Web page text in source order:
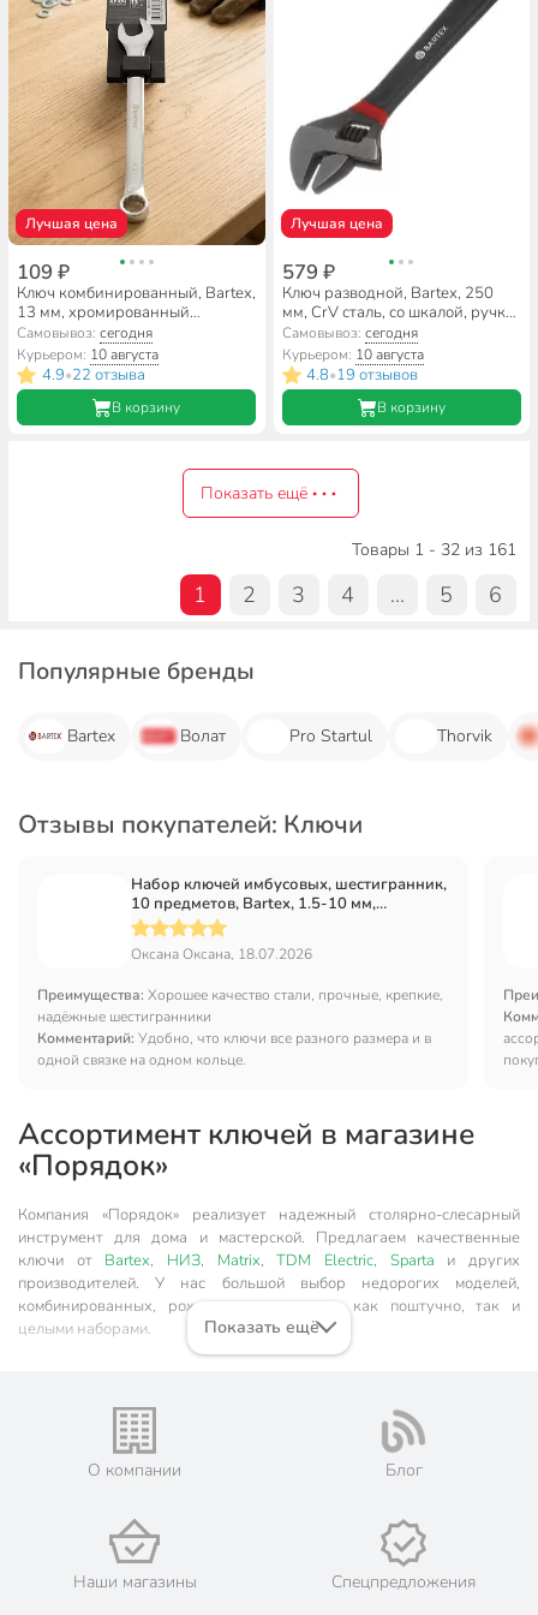
Лучшая цена
109 ₽
Ключ комбинированный, Bartex,
13 мм, хромированный
зеркальный, CrV сталь
Самовывоз:сегодня
Курьером: 10 августа
4.9•22 отзыва
В корзину
Лучшая цена
579 ₽
Ключ разводной, Bartex, 250
мм, CrV сталь, со шкалой, ручка
ПВХ
Самовывоз: сегодня
Курьером: 10 августа
4.8•19 отзывов
В корзину
Показать ещё
Товары 1 - 32 из 161
1 2 3 4 ... 5 6
Популярные бренды
Bartex Волат Pro Startul Thorvik
Отзывы покупателей: Ключи
Набор ключей имбусовых, шестигранник,
10 предметов, Bartex, 1.5-10 мм,
углеродистая сталь, HEX, на кольце
Оксана Оксана, 18.07.2026
Преимущества: Хорошее качество стали, прочные, крепкие,
надёжные шестигранники
Комментарий: Удобно, что ключи все разного размера и в
одной связке на одном кольце.
Ассортимент ключей в магазине
«Порядок»
Компания «Порядок» реализует надежный столярно-слесарный
инструмент для дома и мастерской. Предлагаем качественные
ключи от Bartex, НИЗ, Matrix,TDM Electric, Sparta и других
производителей. У нас большой выбор недорогих моделей,
комбинированных, рожковых, разводных, как поштучно, так и
целыми наборами.
Разновидности ключей
двусторонним профилем U-образной формы. У рабочих
частей разные размеры.
Накидной (кольцевой). Рабочий профиль имеет форму кольца
Показать ещё
О компании Блог
Наши магазины Спецпредложения